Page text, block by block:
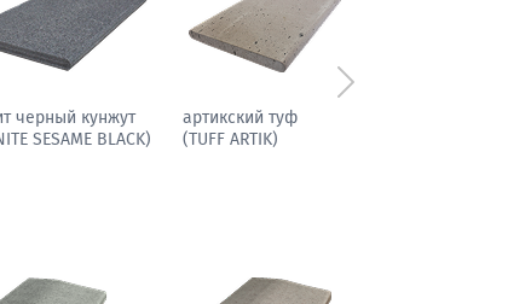
гранитовый
гранит черный кунжут
(GRANITE SESAME BLACK)
Следующий